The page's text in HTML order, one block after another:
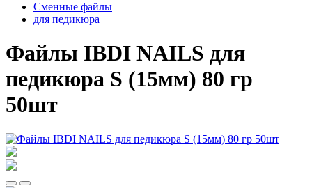
Сменные файлы
для педикюра
Файлы IBDI NAILS для
педикюра S (15мм) 80 гр
50шт